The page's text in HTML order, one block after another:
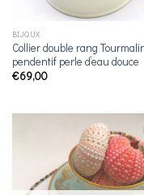
BIJOUX
Collier double rang
pendentif perle d’eau douce
€69,00